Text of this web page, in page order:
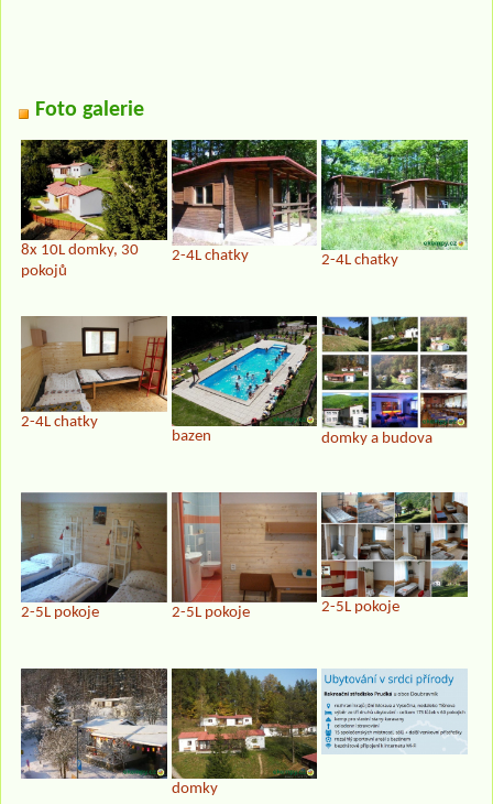
Foto galerie
8x 10L domky, 30
pokojů
2-4L chatky 2-4L chatky
2-4L chatky
bazen
domky a budova
2-5L pokoje 2-5L pokoje 2-5L pokoje
domky